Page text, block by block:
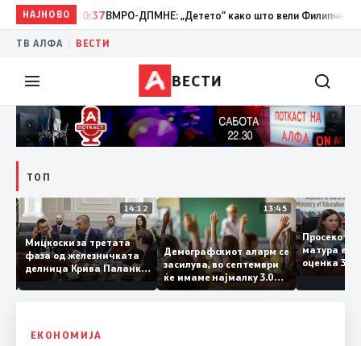
НАЈНОВО10:37ВМРО-ДПМНЕ: „Детето“ како што вели Филипче, денес
ТВ АЛФА ВЕСТИ
ВЕСТИ
ТОП
14:12
Мицкоски за третата
фаза од железничката
делница Крива Паланка
– Деве Баир: Проектот
нема да заврши на
целина
13:45
Демографскиот аларм се
засилува, во септември
ќе имаме најмалку 3.000
првачиња помалку
матура
оценка
ЕКОНОМИЈА